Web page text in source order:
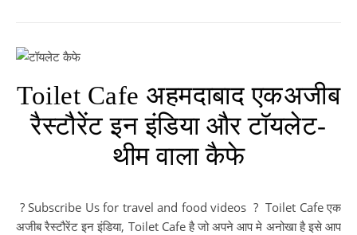
Toilet Cafe अहमदाबाद एकअजीब
रैस्टौरेंट इन इंडिया और टॉयलेट-
थीम वाला कैफे
? Subscribe Us for travel and food videos ? Toilet Cafe एक
अजीब रैस्टौरेंट इन इंडिया, Toilet Cafe है जो अपने आप मे अनोखा है इसे आप